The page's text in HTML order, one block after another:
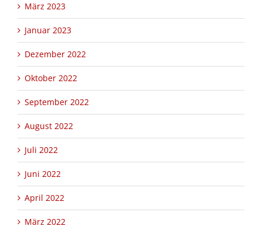
März 2023
Januar 2023
Dezember 2022
Oktober 2022
September 2022
August 2022
Juli 2022
Juni 2022
April 2022
März 2022